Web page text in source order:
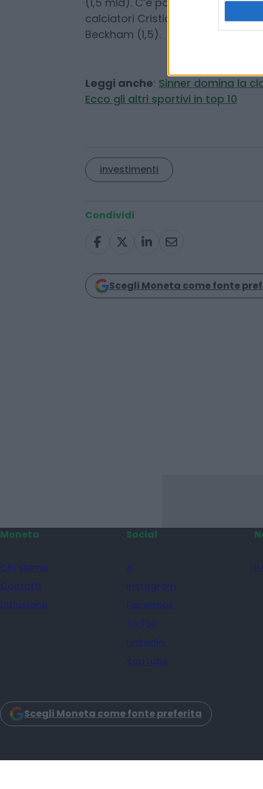
Federer è l’ottavo sportivo a
In testa incontrastato Michael
cestisti spiccano anche Shaquille
(1,5 mld). C’è poi il golfista
calciatori Cristiano Ronaldo
Beckham (1,5).
investimenti
Moneta Social
X
Instagram
Facebook
YouTube